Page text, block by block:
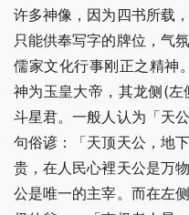
许多神像，因为四书所载
只能供奉写字的牌位，气
儒家文化行事刚正之精神
神为玉皇大帝，其龙侧(
斗星君。一般人认为「天
句俗谚：「天顶天公，地
贵，在人民心裡天公是万
公是唯一的主宰。而在左